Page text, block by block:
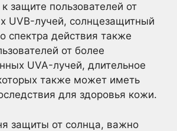
защите пользователей от
UVB-лучей, солнцезащитный
спектра действия также
от более
UVA-лучей, длительное
также может иметь
для здоровья кожи.
защиты от солнца, важно